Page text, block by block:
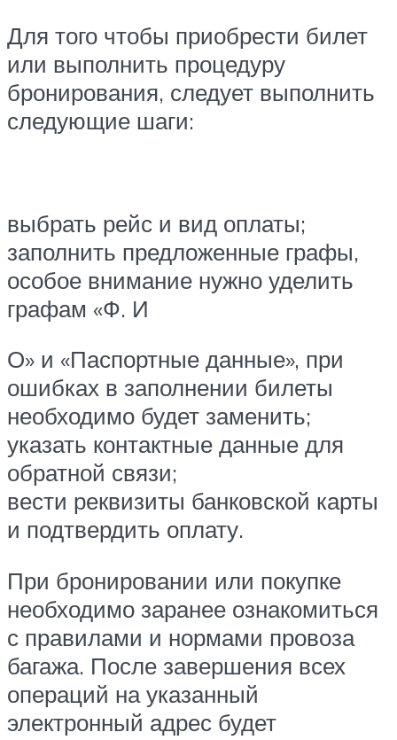
Для того чтобы приобрести билет
или выполнить процедуру
бронирования, следует выполнить
следующие шаги:
выбрать рейс и вид оплаты;
заполнить предложенные графы,
особое внимание нужно уделить
графам «Ф. И
О» и «Паспортные данные», при
ошибках в заполнении билеты
необходимо будет заменить;
указать контактные данные для
обратной связи;
вести реквизиты банковской карты
и подтвердить оплату.
При бронировании или покупке
необходимо заранее ознакомиться
с правилами и нормами провоза
багажа. После завершения всех
операций на указанный
электронный адрес будет